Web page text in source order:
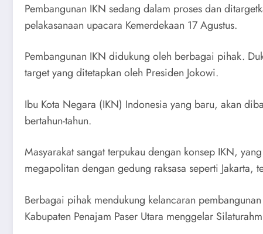
Pembangunan IKN sedang dalam proses dan
pelakasanaan upacara Kemerdekaan 17 Agustus.
Pembangunan IKN didukung oleh berbagai pihak.
target yang ditetapkan oleh Presiden Jokowi.
Ibu Kota Negara (IKN) Indonesia yang baru, akan
bertahun-tahun.
Masyarakat sangat terpukau dengan konsep IKN,
megapolitan dengan gedung raksasa seperti
Berbagai pihak mendukung kelancaran
Kabupaten Penajam Paser Utara menggelar